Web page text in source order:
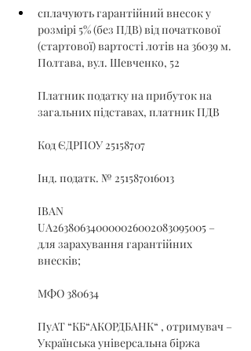
сплачують гарантійний внесок у
розмірі 5% (без ПДВ) від початкової
(стартової) вартості лотів на 36039 м.
Полтава, вул. Шевченко, 52
Платник податку на прибуток на
загальних підставах, платник ПДВ
Код ЄДРПОУ 25158707
Інд. податк. № 251587016013
IBAN
UA263806340000026002083095005 –
для зарахування гарантійних
внесків;
МФО 380634
ПуАТ “КБ“АКОРДБАНК“ , отримувач –
Українська універсальна біржа